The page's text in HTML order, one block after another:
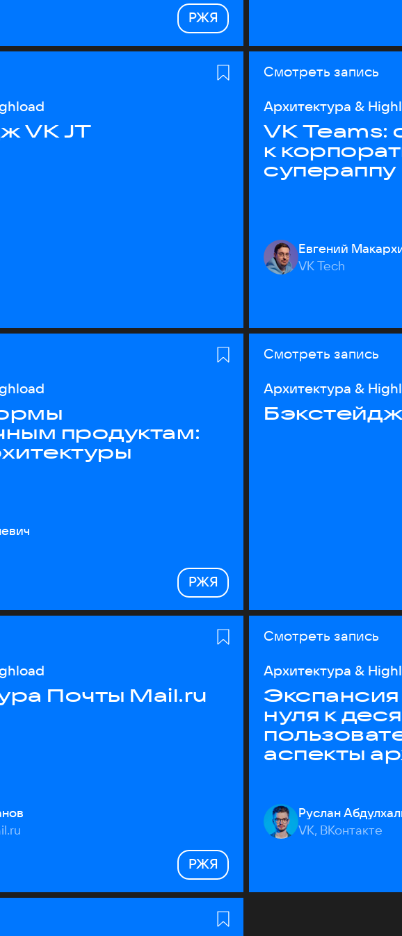
РЖЯ
VK JT
Смотреть запись
Архитектура &
VK
к
супераппу
Евгений
VK Tech
продуктам:
РЖЯ
Смотреть запись
Архитектура &
Бэкстейдж
Почты Mail.ru
РЖЯ
Смотреть запись
Архитектура &
нуля к
аспекты
Руслан
VK, ВКонтакте